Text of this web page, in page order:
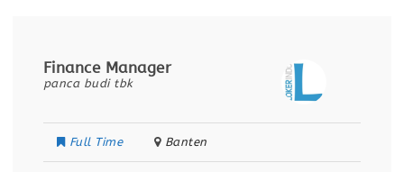
Finance Manager
panca budi tbk
Full Time Banten